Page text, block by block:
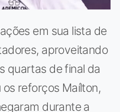
em sua lista de
aproveitando
quartas de final da
reforços Maílton,
durante a